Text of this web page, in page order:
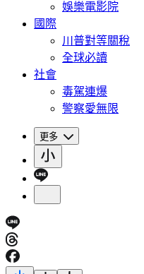
娛樂電影院
國際
川普對等關稅
全球必讀
社會
毒駕連爆
警察愛無限
更多